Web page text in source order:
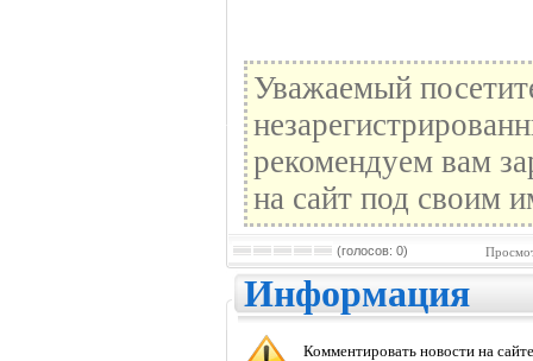
Уважаемый
рекомендуем вам
на сайт под своим
(голосов: 0)
Информация
Комментировать новости на